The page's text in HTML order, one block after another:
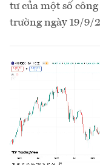
tư của một số
trường ngày 19/9/